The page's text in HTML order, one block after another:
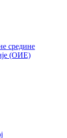
средине
(ОИЕ)